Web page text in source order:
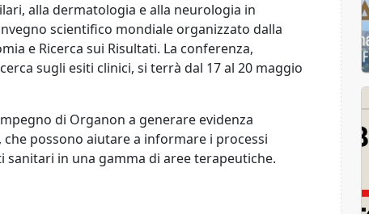
alla dermatologia e alla neurologia in
scientifico mondiale organizzato dalla
e Ricerca sui Risultati. La conferenza,
sugli esiti clinici, si terrà dal 17 al 20 maggio
di Organon a generare evidenza
possono aiutare a informare i processi
in una gamma di aree terapeutiche.